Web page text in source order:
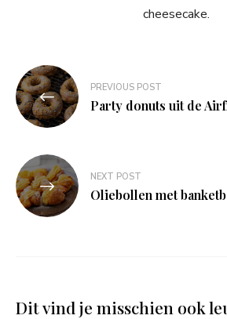
cheesecake.
Bericht
navigatie
PREVIOUS POST
Party donuts uit de
NEXT POST
Oliebollen met
Dit vind je misschien ook